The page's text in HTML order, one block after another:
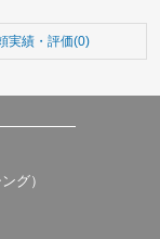
実績・評価(0)
グ）